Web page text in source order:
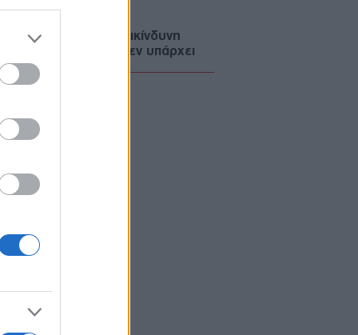
08/26 - 08:00
μπροστά σε «επικίνδυνη
κλιμάκωσης» – "Δεν υπάρχει
επιλογή"
Οι αστρολογικές προβλέψεις
την Παρασκευή 7/8 από την
06/08/26 - 23:52
μπορεί!!
το Αστυνομικό Τμήμα και